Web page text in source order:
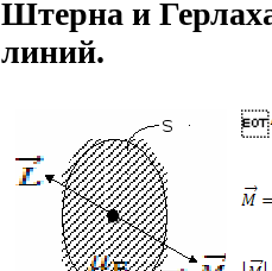
Штерна и
линий.
